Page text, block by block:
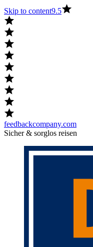
Skip to content9.5
feedbackcompany.com
Sicher & sorglos reisen